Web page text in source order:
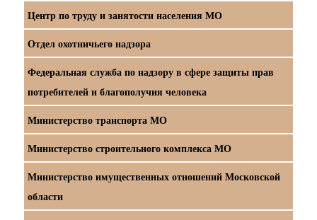
Центр по труду и занятости населения МО
Отдел охотничьего надзора
Федеральная служба по надзору в сфере защиты прав
потребителей и благополучия человека
Министерство транспорта МО
Министерство строительного комплекса МО
Министерство имущественных отношений Московской
области